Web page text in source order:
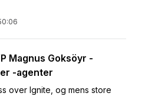
Magnus Goksöyr -
-agenter
over Ignite, og mens store